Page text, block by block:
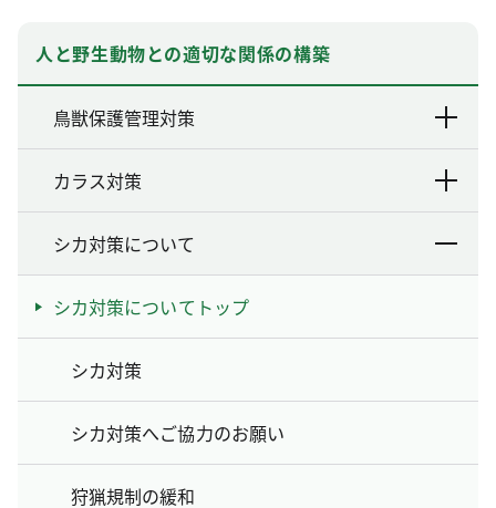
人と野生動物との適切な関係の構築
鳥獣保護管理対策
カラス対策
シカ対策について
シカ対策についてトップ
シカ対策
シカ対策へご協力のお願い
狩猟規制の緩和